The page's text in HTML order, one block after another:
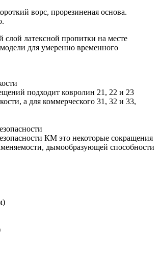
ворс, прорезиненая основа.
слой латексной пропитки на месте
для умеренно временного
подходит ковролин 21, 22 и 23
а для коммерческого 31, 32 и 33,
КМ это некоторые сокращения
дымообразующей способности